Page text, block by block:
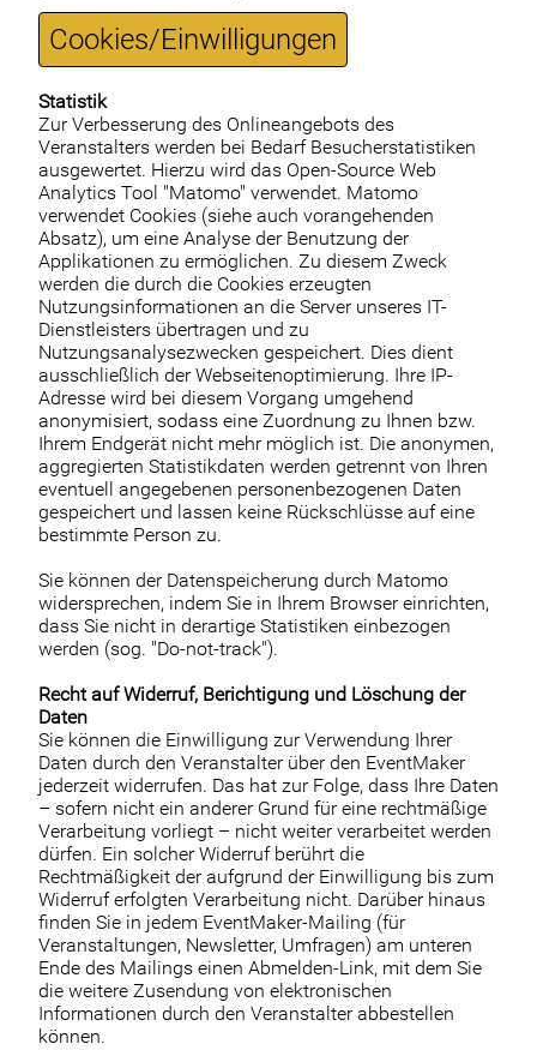
Cookies/Einwilligungen
Statistik
Zur Verbesserung des Onlineangebots des
Veranstalters werden bei Bedarf Besucherstatistiken
ausgewertet. Hierzu wird das Open-Source Web
Analytics Tool "Matomo" verwendet. Matomo
verwendet Cookies (siehe auch vorangehenden
Absatz), um eine Analyse der Benutzung der
Applikationen zu ermöglichen. Zu diesem Zweck
werden die durch die Cookies erzeugten
Nutzungsinformationen an die Server unseres IT-
Dienstleisters übertragen und zu
Nutzungsanalysezwecken gespeichert. Dies dient
ausschließlich der Webseitenoptimierung. Ihre IP-
Adresse wird bei diesem Vorgang umgehend
anonymisiert, sodass eine Zuordnung zu Ihnen bzw.
Ihrem Endgerät nicht mehr möglich ist. Die anonymen,
aggregierten Statistikdaten werden getrennt von Ihren
eventuell angegebenen personenbezogenen Daten
gespeichert und lassen keine Rückschlüsse auf eine
bestimmte Person zu.
Sie können der Datenspeicherung durch Matomo
widersprechen, indem Sie in Ihrem Browser einrichten,
dass Sie nicht in derartige Statistiken einbezogen
werden (sog. "Do-not-track").
Recht auf Widerruf, Berichtigung und Löschung der
Daten
Sie können die Einwilligung zur Verwendung Ihrer
Daten durch den Veranstalter über den EventMaker
jederzeit widerrufen. Das hat zur Folge, dass Ihre Daten
– sofern nicht ein anderer Grund für eine rechtmäßige
Verarbeitung vorliegt – nicht weiter verarbeitet werden
dürfen. Ein solcher Widerruf berührt die
Rechtmäßigkeit der aufgrund der Einwilligung bis zum
Widerruf erfolgten Verarbeitung nicht. Darüber hinaus
finden Sie in jedem EventMaker-Mailing (für
Veranstaltungen, Newsletter, Umfragen) am unteren
Ende des Mailings einen Abmelden-Link, mit dem Sie
die weitere Zusendung von elektronischen
Informationen durch den Veranstalter abbestellen
können.